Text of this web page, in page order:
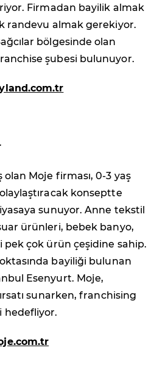
Firmadan bayilik almak
randevu almak gerekiyor.
bölgesinde olan
şubesi bulunuyor.
olan Moje firması, 0-3 yaş
konseptte
sunuyor. Anne tekstil
ürünleri, bebek banyo,
çok ürün çeşidine sahip.
bayiliği bulunan
Esenyurt. Moje,
sunarken, franchising
hedefliyor.